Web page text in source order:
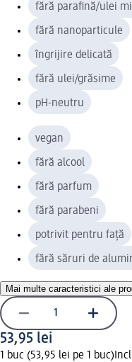
fără parafină/ulei
fără nanoparticule
îngrijire delicată
fără ulei/grăsime
pH-neutru
vegan
fără alcool
fără parfum
fără parabeni
potrivit pentru față
fără săruri de
Mai multe caracteristici ale
53,95 lei
1 buc (53,95 lei pe 1 buc)